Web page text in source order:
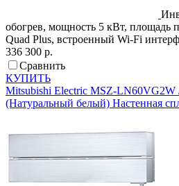
обогрев, мощность 5 кВт, площадь
Quad Plus, встроенный Wi-Fi
336 300 р.
Сравнить
КУПИТЬ
Mitsubishi Electric MSZ-
(Натуральный белый) Настенная